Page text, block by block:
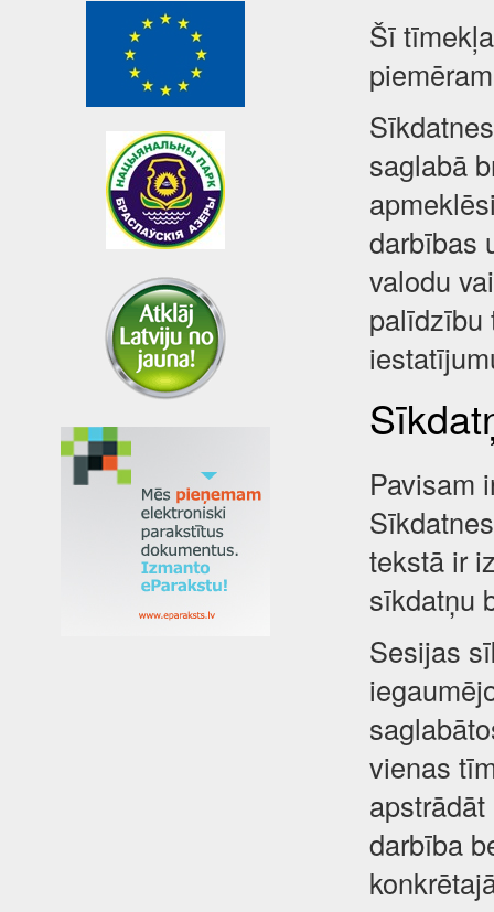
Šī
saglabā
darbības
valodu
palīdzību
Pavisam
tekstā ir
sīkdatņu
Sesijas
vienas
darbība